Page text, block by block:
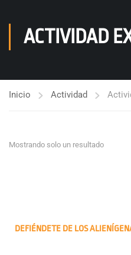
ACTIVIDAD
Inicio Actividad
Mostrando solo un resultado
DEFIÉNDETE DE LOS